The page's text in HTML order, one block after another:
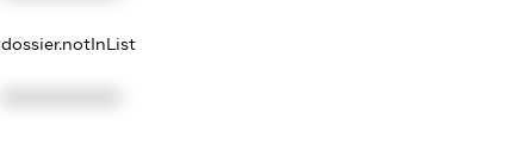
dossier.notInList